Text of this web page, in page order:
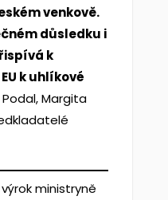
venkově.
důsledku i
k
k uhlíkové
Margita
ministryně